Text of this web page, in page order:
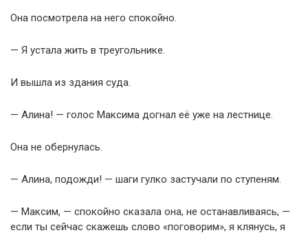
Она посмотрела на него спокойно.
— Я устала жить в треугольнике.
И вышла из здания суда.
— Алина! — голос Максима догнал её уже на лестнице.
Она не обернулась.
— Алина, подожди! — шаги гулко застучали по ступеням.
— Максим, — спокойно сказала она, не останавливаясь, —
если ты сейчас скажешь слово «поговорим», я клянусь, я